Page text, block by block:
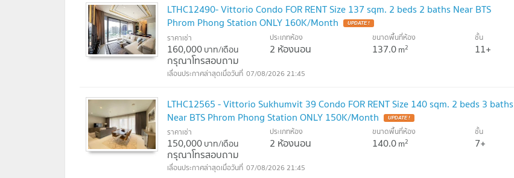
LTHC12490- Vittorio Condo FOR RENT Size 137 sqm. 2 beds 2 baths Near BTS
Phrom Phong Station ONLY 160K/Month
UPDATE !
ราคาเช่า
160,000บาท/เดือน
กรุณาโทรสอบถาม
ประเภทห้อง
2 ห้องนอน
ขนาดพื้นที่ห้อง
137.0m2
ชั้น
11+
07/08/2026 21:45
LTHC12565 - Vittorio Sukhumvit 39 Condo FOR RENT Size 140 sqm. 2 beds 3 baths
Near BTS Phrom Phong Station ONLY 150K/Month
UPDATE !
ราคาเช่า
150,000บาท/เดือน
กรุณาโทรสอบถาม
ประเภทห้อง
2 ห้องนอน
ขนาดพื้นที่ห้อง
140.0m2
ชั้น
7+
07/08/2026 21:45